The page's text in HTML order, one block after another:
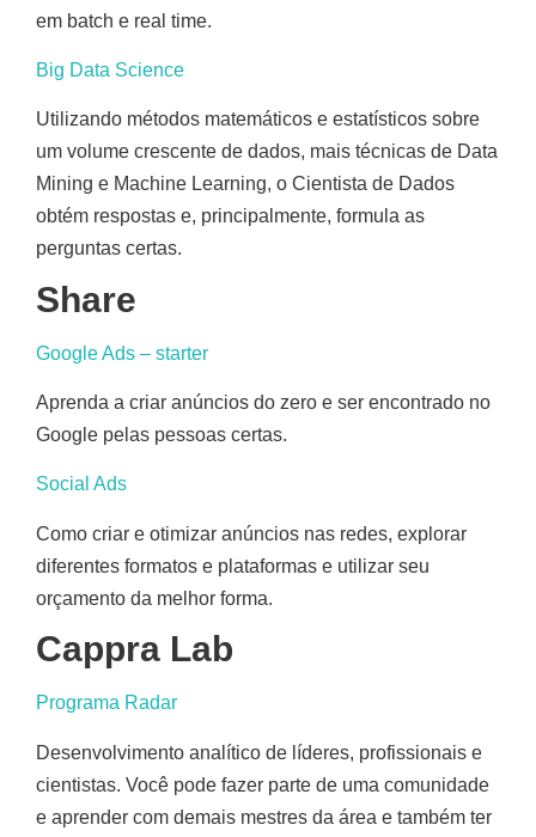
em batch e real time.
Big Data Science
Utilizando métodos matemáticos e estatísticos sobre
um volume crescente de dados, mais técnicas de Data
Mining e Machine Learning, o Cientista de Dados
obtém respostas e, principalmente, formula as
perguntas certas.
Share
Google Ads – starter
Aprenda a criar anúncios do zero e ser encontrado no
Google pelas pessoas certas.
Social Ads
Como criar e otimizar anúncios nas redes, explorar
diferentes formatos e plataformas e utilizar seu
orçamento da melhor forma.
Cappra Lab
Programa Radar
Desenvolvimento analítico de líderes, profissionais e
cientistas. Você pode fazer parte de uma comunidade
e aprender com demais mestres da área e também ter